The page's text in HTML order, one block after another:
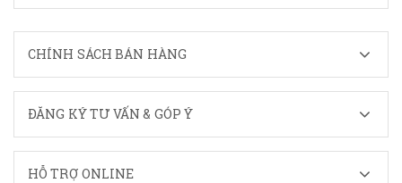
CHÍNH SÁCH BÁN HÀNG
ĐĂNG KÝ TƯ VẤN & GÓP Ý
HỖ TRỢ ONLINE